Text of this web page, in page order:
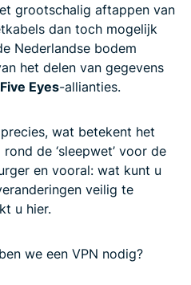
grootschalig aftappen van
dan toch mogelijk
Nederlandse bodem
het delen van gegevens
Five Eyes-allianties.
wat betekent het
de ‘sleepwet’ voor de
en vooral: wat kunt u
veilig te
u hier.
we een VPN nodig?